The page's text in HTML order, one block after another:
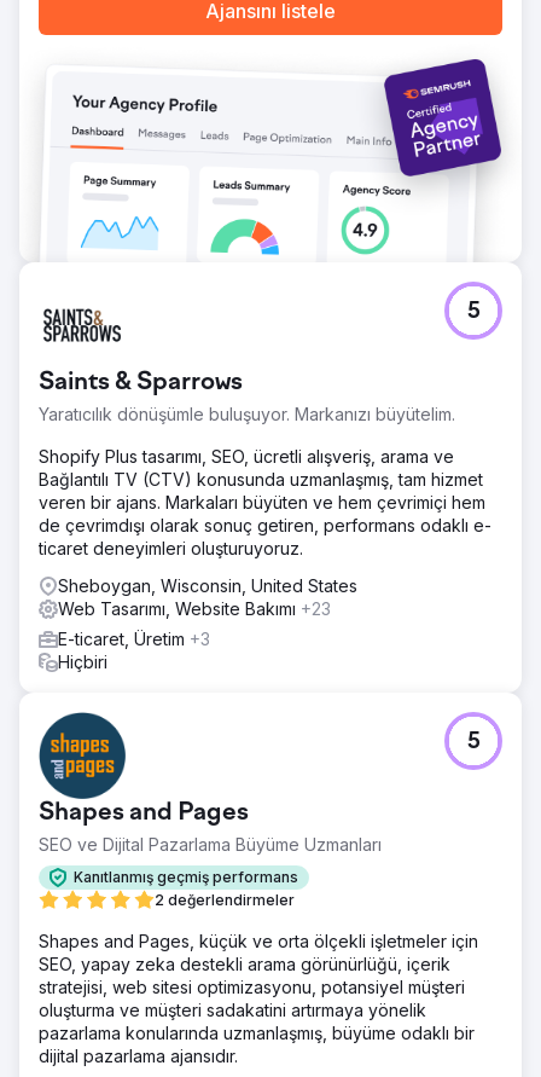
Ajans sayfasına git
Ajansını listele
Saints & Sparrows
Yaratıcılık dönüşümle buluşuyor. Markanızı büyütelim.
5
Shopify Plus tasarımı, SEO, ücretli alışveriş, arama ve
Bağlantılı TV (CTV) konusunda uzmanlaşmış, tam hizmet
veren bir ajans. Markaları büyüten ve hem çevrimiçi hem
de çevrimdışı olarak sonuç getiren, performans odaklı e-
ticaret deneyimleri oluşturuyoruz.
Sheboygan, Wisconsin, United States
Web Tasarımı, Website Bakımı +23
E-ticaret, Üretim +3
Hiçbiri
Shapes and Pages
SEO ve Dijital Pazarlama Büyüme Uzmanları
Kanıtlanmış geçmiş performans
2 değerlendirmeler
5
Shapes and Pages, küçük ve orta ölçekli işletmeler için
SEO, yapay zeka destekli arama görünürlüğü, içerik
stratejisi, web sitesi optimizasyonu, potansiyel müşteri
oluşturma ve müşteri sadakatini artırmaya yönelik
pazarlama konularında uzmanlaşmış, büyüme odaklı bir
dijital pazarlama ajansıdır.